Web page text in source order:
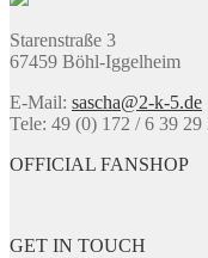
Starenstraße 3
67459 Böhl-Iggelheim
E-Mail: sascha@2-k-5.de
Tele: 49 (0) 172 / 6 39 29
OFFICIAL FANSHOP
GET IN TOUCH